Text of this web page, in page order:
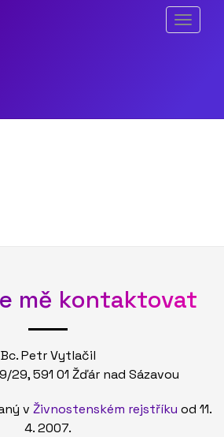
Menu
uvod
mě kontaktovat
Bc. Petr Vytlačil
29, 591 01 Žďár nad Sázavou
v Živnostenském rejstříku od 11.
4. 2007.